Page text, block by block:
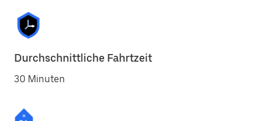
Durchschnittliche Fahrtzeit
30 Minuten